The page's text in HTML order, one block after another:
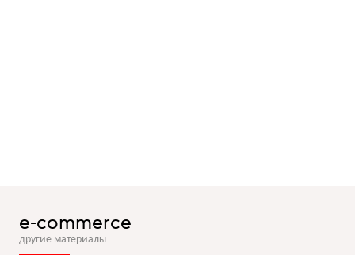
e-commerce
другие материалы